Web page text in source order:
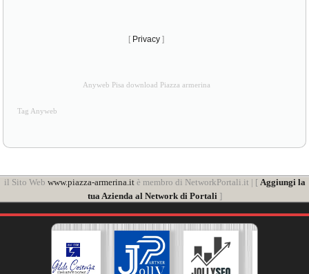
[ Privacy ]
Anyweb Pisa download Piazza armerina
Tag Anyweb
il Sito Web www.piazza-armerina.itè membro di NetworkPortali.it | [ Aggiungi la
tua Azienda al Network di Portali ]